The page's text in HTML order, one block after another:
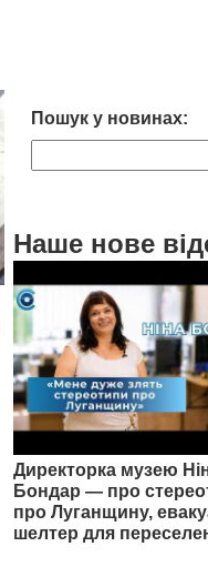
Пошук у новинах:
Наше нове
Директорка музею
Бондар — про
про Луганщину,
шелтер для